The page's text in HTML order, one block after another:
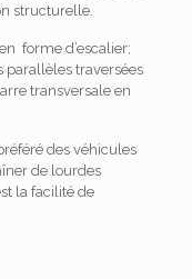
structurelle.
forme d’escalier;
parallèles traversées
transversale en
des véhicules
de lourdes
la facilité de